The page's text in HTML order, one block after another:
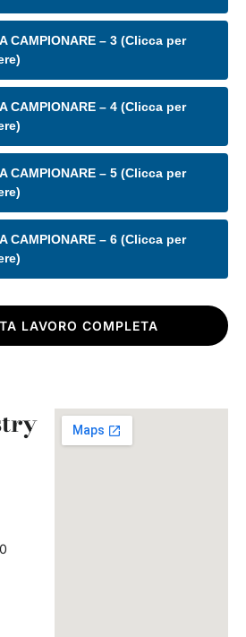
CAMPIONARE – 3 (Clicca per
CAMPIONARE – 4 (Clicca per
CAMPIONARE – 5 (Clicca per
CAMPIONARE – 6 (Clicca per